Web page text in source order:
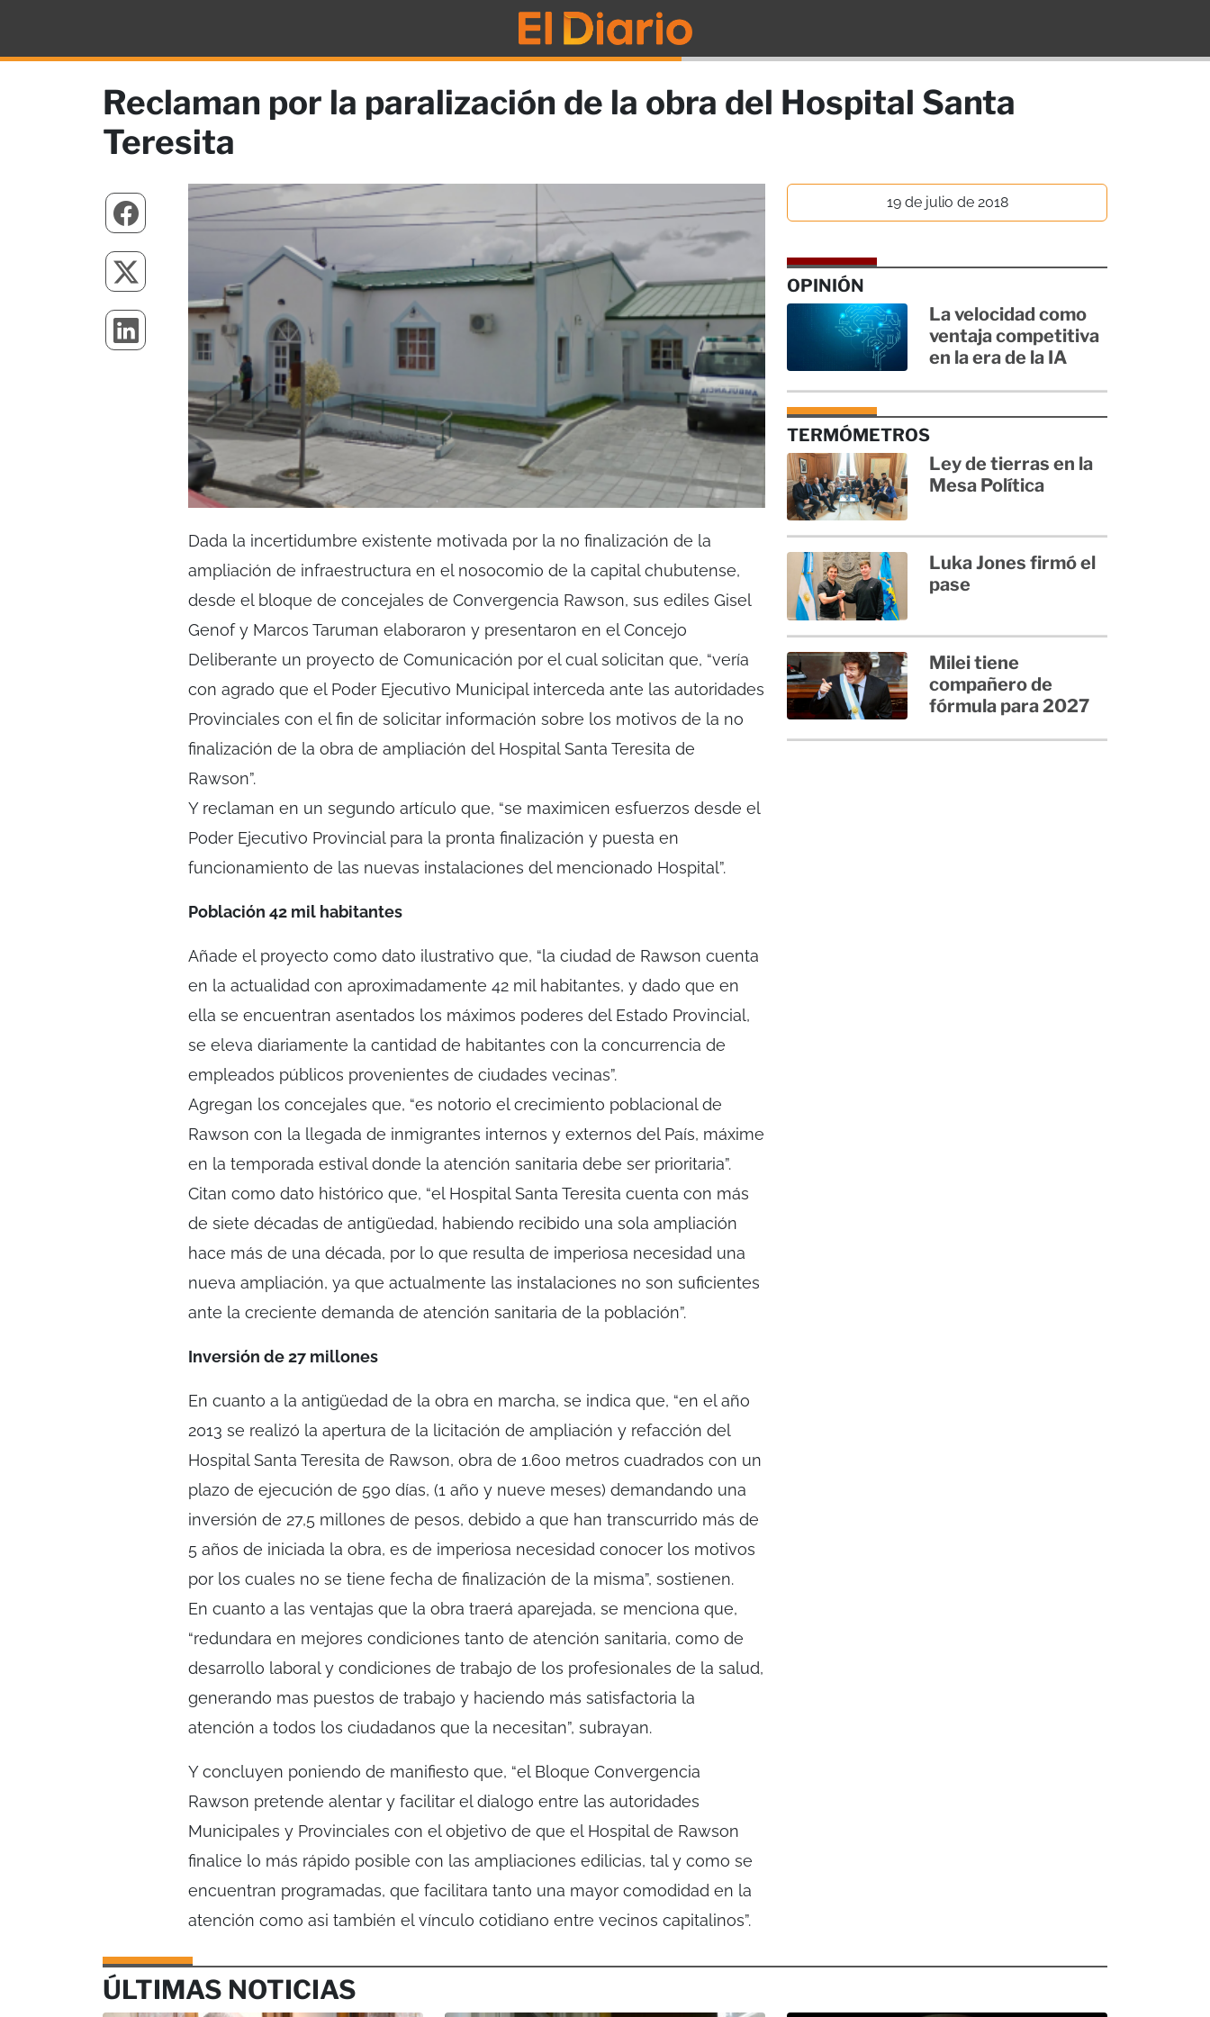
Reclaman por la paralización de la obra del Hospital Santa
Teresita
Dada la incertidumbre existente motivada por la no finalización de la
ampliación de infraestructura en el nosocomio de la capital chubutense,
desde el bloque de concejales de Convergencia Rawson, sus ediles Gisel
Genof y Marcos Taruman elaboraron y presentaron en el Concejo
Deliberante un proyecto de Comunicación por el cual solicitan que, “vería
con agrado que el Poder Ejecutivo Municipal interceda ante las autoridades
Provinciales con el fin de solicitar información sobre los motivos de la no
finalización de la obra de ampliación del Hospital Santa Teresita de
Rawson”.
Y reclaman en un segundo artículo que, “se maximicen esfuerzos desde el
Poder Ejecutivo Provincial para la pronta finalización y puesta en
funcionamiento de las nuevas instalaciones del mencionado Hospital”.
Población 42 mil habitantes
Añade el proyecto como dato ilustrativo que, “la ciudad de Rawson cuenta
en la actualidad con aproximadamente 42 mil habitantes, y dado que en
ella se encuentran asentados los máximos poderes del Estado Provincial,
se eleva diariamente la cantidad de habitantes con la concurrencia de
empleados públicos provenientes de ciudades vecinas”.
Agregan los concejales que, “es notorio el crecimiento poblacional de
Rawson con la llegada de inmigrantes internos y externos del País, máxime
en la temporada estival donde la atención sanitaria debe ser prioritaria”.
Citan como dato histórico que, “el Hospital Santa Teresita cuenta con más
de siete décadas de antigüedad, habiendo recibido una sola ampliación
hace más de una década, por lo que resulta de imperiosa necesidad una
nueva ampliación, ya que actualmente las instalaciones no son suficientes
ante la creciente demanda de atención sanitaria de la población”.
Inversión de 27 millones
En cuanto a la antigüedad de la obra en marcha, se indica que, “en el año
2013 se realizó la apertura de la licitación de ampliación y refacción del
Hospital Santa Teresita de Rawson, obra de 1.600 metros cuadrados con un
plazo de ejecución de 590 días, (1 año y nueve meses) demandando una
inversión de 27,5 millones de pesos, debido a que han transcurrido más de
5 años de iniciada la obra, es de imperiosa necesidad conocer los motivos
por los cuales no se tiene fecha de finalización de la misma”, sostienen.
En cuanto a las ventajas que la obra traerá aparejada, se menciona que,
“redundara en mejores condiciones tanto de atención sanitaria, como de
desarrollo laboral y condiciones de trabajo de los profesionales de la salud,
generando mas puestos de trabajo y haciendo más satisfactoria la
atención a todos los ciudadanos que la necesitan”, subrayan.
Y concluyen poniendo de manifiesto que, “el Bloque Convergencia
Rawson pretende alentar y facilitar el dialogo entre las autoridades
Municipales y Provinciales con el objetivo de que el Hospital de Rawson
finalice lo más rápido posible con las ampliaciones edilicias, tal y como se
encuentran programadas, que facilitara tanto una mayor comodidad en la
atención como asi también el vínculo cotidiano entre vecinos capitalinos”.
19 de julio de 2018
OPINIÓN
La velocidad como
ventaja competitiva
en la era de la IA
TERMÓMETROS
Ley de tierras en la
Mesa Política
Luka Jones firmó el
pase
Milei tiene
compañero de
fórmula para 2027
ÚLTIMAS NOTICIAS